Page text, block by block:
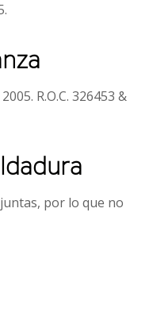
R.O.C. 326453 &
por lo que no